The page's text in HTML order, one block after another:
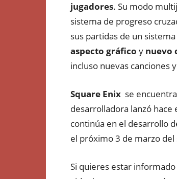
jugadores. Su modo
sistema de progreso
sus partidas de un
aspecto gráfico y nuevo
incluso nuevas canciones
Square Enix se
desarrolladora lanzó hace
continúa en el desarrollo
el próximo 3 de marzo del
Si quieres estar